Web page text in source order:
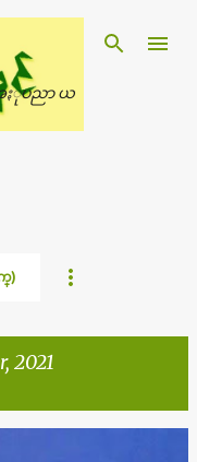
ႏုပညာ ယ
က္)
2021